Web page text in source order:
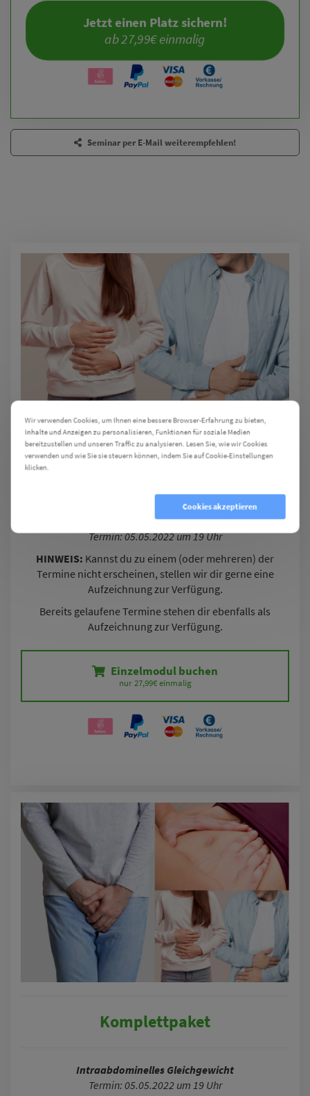
Jetzt einen Platz sichern!
ab 27,99€ einmalig
Seminar per E-Mail weiterempfehlen!
Intraabdominelles Gleichgewicht
Termin: 05.05.2022 um 19 Uhr
HINWEIS: Kannst du zu einem (oder mehreren) der
Termine nicht erscheinen, stellen wir dir gerne eine
Aufzeichnung zur Verfügung.
Bereits gelaufene Termine stehen dir ebenfalls als
Aufzeichnung zur Verfügung.
Einzelmodul buchen
nur 27,99€ einmalig
Komplettpaket
Intraabdominelles Gleichgewicht
Termin: 05.05.2022 um 19 Uhr
Wir verwenden Cookies, um Ihnen eine bessere Browser-Erfahrung zu bieten,
Inhalte und Anzeigen zu personalisieren, Funktionen für soziale Medien
bereitzustellen und unseren Traffic zu analysieren. Lesen Sie, wie wir Cookies
verwenden und wie Sie sie steuern können, indem Sie auf Cookie-Einstellungen
klicken.
Cookies akzeptieren